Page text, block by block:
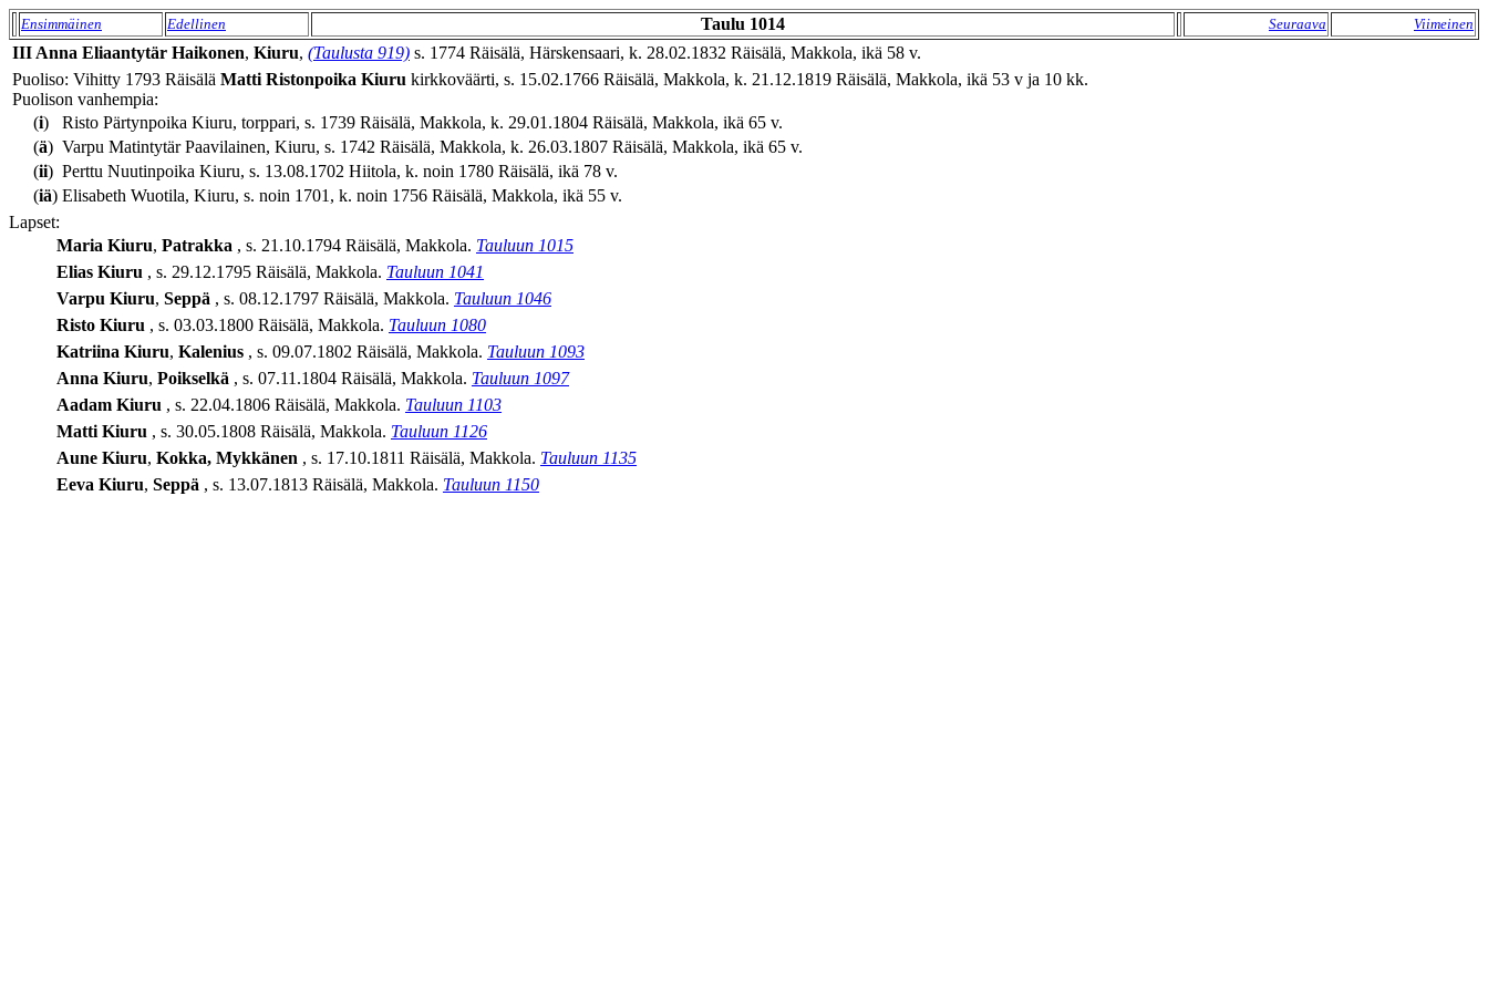
Ensimmäinen Edellinen Taulu 1014 Seuraava Viimeinen
III Anna Eliaantytär Haikonen, Kiuru, (Taulusta 919) s. 1774 Räisälä, Härskensaari, k. 28.02.1832 Räisälä, Makkola, ikä 58 v.
Puoliso: Vihitty 1793 Räisälä Matti Ristonpoika Kiuru kirkkoväärti, s. 15.02.1766 Räisälä, Makkola, k. 21.12.1819 Räisälä, Makkola, ikä 53 v ja 10 kk.
Puolison vanhempia:
(i)
Risto Pärtynpoika Kiuru, torppari, s. 1739 Räisälä, Makkola, k. 29.01.1804 Räisälä, Makkola, ikä 65 v.
(ä) Varpu Matintytär Paavilainen, Kiuru, s. 1742 Räisälä, Makkola, k. 26.03.1807 Räisälä, Makkola, ikä 65 v.
(ii) Perttu Nuutinpoika Kiuru, s. 13.08.1702 Hiitola, k. noin 1780 Räisälä, ikä 78 v.
(iä) Elisabeth Wuotila, Kiuru, s. noin 1701, k. noin 1756 Räisälä, Makkola, ikä 55 v.
Lapset:
Maria Kiuru, Patrakka , s. 21.10.1794 Räisälä, Makkola. Tauluun 1015
Elias Kiuru , s. 29.12.1795 Räisälä, Makkola. Tauluun 1041
Varpu Kiuru, Seppä , s. 08.12.1797 Räisälä, Makkola. Tauluun 1046
Risto Kiuru , s. 03.03.1800 Räisälä, Makkola. Tauluun 1080
Katriina Kiuru, Kalenius , s. 09.07.1802 Räisälä, Makkola. Tauluun 1093
Anna Kiuru, Poikselkä , s. 07.11.1804 Räisälä, Makkola. Tauluun 1097
Aadam Kiuru , s. 22.04.1806 Räisälä, Makkola. Tauluun 1103
Matti Kiuru , s. 30.05.1808 Räisälä, Makkola. Tauluun 1126
Aune Kiuru, Kokka, Mykkänen , s. 17.10.1811 Räisälä, Makkola. Tauluun 1135
Eeva Kiuru, Seppä , s. 13.07.1813 Räisälä, Makkola. Tauluun 1150